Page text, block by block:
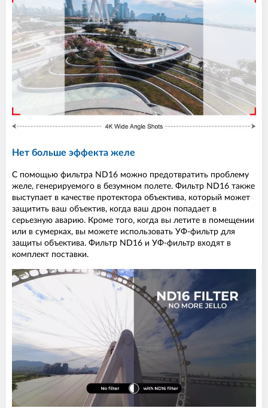
Нет больше эффекта желе
С помощью фильтра ND16 можно предотвратить проблему
желе, генерируемого в безумном полете. Фильтр ND16 также
выступает в качестве протектора объектива, который может
защитить ваш объектив, когда ваш дрон попадает в
серьезную аварию. Кроме того, когда вы летите в помещении
или в сумерках, вы можете использовать УФ-фильтр для
защиты объектива. Фильтр ND16 и УФ-фильтр входят в
комплект поставки.